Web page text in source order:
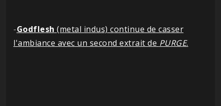
-Godflesh (metal indus) continue de casser
l'ambiance avec un second extrait de PURGE.